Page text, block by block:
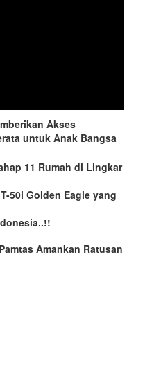
Akses
untuk Anak Bangsa
11 Rumah di Lingkar
50i Golden Eagle yang
Amankan Ratusan